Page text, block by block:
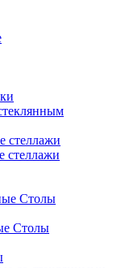
стеллажи
стеллажи
Столы
Столы